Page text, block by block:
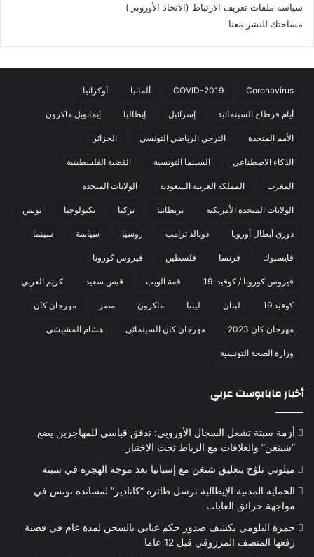
سياسة ملفات تعريف الارتباط (الاتحاد الأوروبي)
مساحتك للنشر معنا
Coronavirus
COVID-2019 ألمانيا أوكرانيا
أيام قرطاج السينمائية إسرائيل إيطاليا إيمانويل ماكرون
الأمم المتحدة الترجي الرياضي التونسي الجزائر
الذكاء الاصطناعي السينما التونسية القضية الفلسطينية
المغرب المملكة العربية السعودية الولايات المتحدة
الولايات المتحدة الأمريكية بريطانيا تركيا تكنولوجيا تونس
دوري أبطال أوروبا دونالد ترامب روسيا سياسة سينما
فايسبوك فرنسا فلسطين فيروس كورونا
فيروس كورونا / كوفيد-19 قمة الويب قيس سعيد كريم الغربي
كوفيد 19 لبنان ليبيا ماكرون مصر مهرجان كان
مهرجان كان 2023 مهرجان كان السينمائي هشام المشيشي
وزارة الصحة التونسية
أخبار مابابوست عربي
أزمة سبتة تشعل السجال الأوروبي: تدفق قياسي للمهاجرين يضع
“شينغن” والعلاقات مع الرباط تحت الاختبار
ميلوني تلوّح بتعليق شنغن مع إسبانيا بعد موجة الهجرة في سبتة
الحماية المدنية الإيطالية ترسل طائرة “كانادير” لمساندة تونس في
مواجهة حرائق الغابات
حمزة البلومي يكشف صدور حكم غيابي بالسجن لمدة عام في قضية
رفعها المنصف المرزوقي قبل 12 عاما